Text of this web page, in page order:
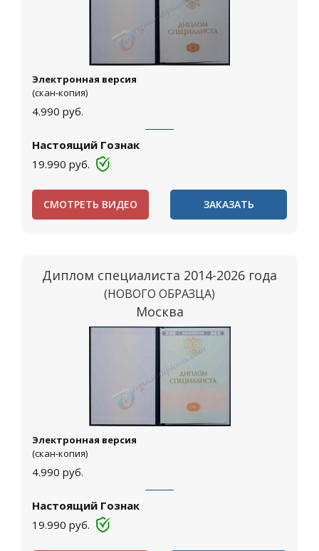
Электронная версия
(скан-копия)
4.990 руб.
Настоящий Гознак
19.990 руб.
СМОТРЕТЬ ВИДЕО ЗАКАЗАТЬ
Диплом специалиста 2014-2026 года
(НОВОГО ОБРАЗЦА)
Москва
Электронная версия
(скан-копия)
4.990 руб.
Настоящий Гознак
19.990 руб.